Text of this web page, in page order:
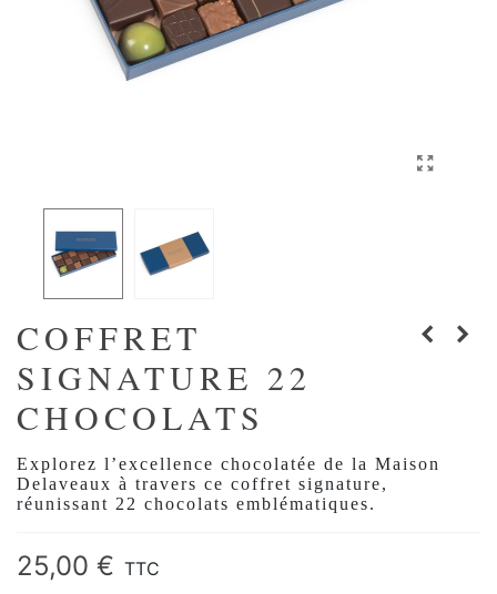
COFFRET
SIGNATURE 22
CHOCOLATS
Explorez l’excellence chocolatée de la Maison
Delaveaux à travers ce coffret signature,
réunissant 22 chocolats emblématiques.
25,00 € TTC